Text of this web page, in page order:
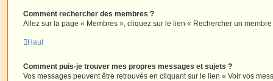
Comment rechercher des membres ?
Allez sur la page « Membres », cliquez sur le lien « Rechercher un membre
Haut
Comment puis-je trouver mes propres messages et sujets ?
Vos messages peuvent être retrouvés en cliquant sur le lien « Voir vos